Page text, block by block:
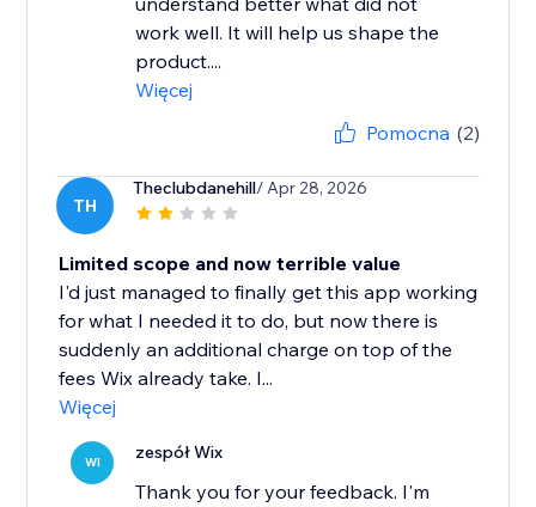
work well. It will help us shape the
product....
Więcej
Pomocna (2)
TH
Theclubdanehill/ Apr 28, 2026
Limited scope and now terrible value
I'd just managed to finally get this app working
for what I needed it to do, but now there is
suddenly an additional charge on top of the
fees Wix already take. I...
Więcej
WI zespół Wix
Thank you for your feedback. I'm